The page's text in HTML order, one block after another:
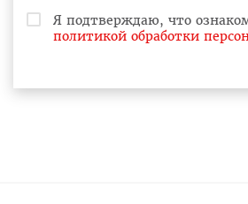
Я подтверждаю, что
политикой обработки